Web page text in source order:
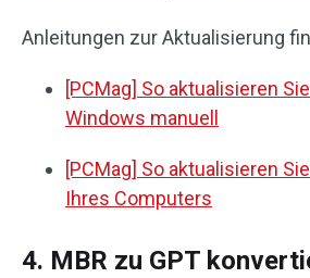
Anleitungen zur Aktualisierung
[PCMag] So aktualisieren
Windows manuell
[PCMag] So aktualisieren
Ihres Computers
4. MBR zu GPT